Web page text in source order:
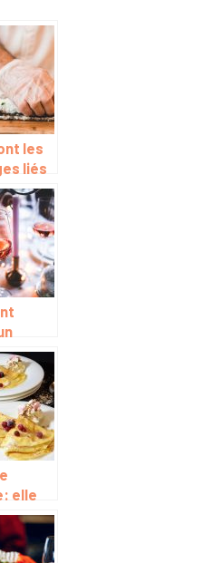
les
liés
en
?
elle
tous